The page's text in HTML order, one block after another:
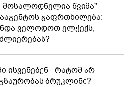
მოსალოდნელია წვიმა" -
გაფრთხილება:
ველოდოთ ელჭექს,
ისვენებენ - რატომ არ
ბრუკლინი?